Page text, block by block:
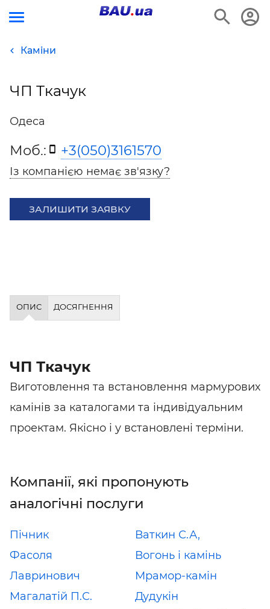
Каміни
ЧП Ткачук
Одеса
Моб.: +3(050)3161570
Із компанією немає зв'язку?
ЗАЛИШИТИ ЗАЯВКУ
ОПИС ДОСЯГНЕННЯ
ЧП Ткачук
Виготовлення та встановлення мармурових
камінів за каталогами та індивідуальним
проектам. Якісно і у встановлені терміни.
Компанії, які пропонують
аналогічні послуги
Пічник
Ваткин С.А,
Фасоля
Вогонь і камінь
Лавринович
Мрамор-камін
Магалатій П.С.
Дудукін